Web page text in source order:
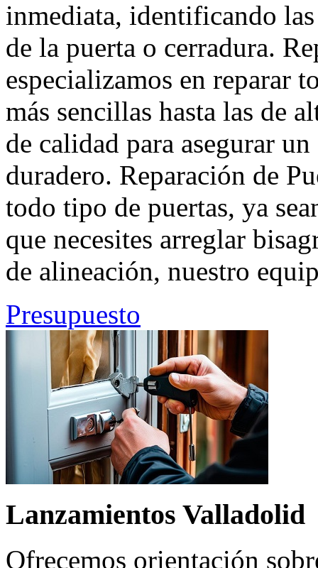
inmediata, identificando
de la puerta o cerradura.
especializamos en reparar
más sencillas hasta las de
de calidad para asegurar
duradero. Reparación de
todo tipo de puertas, ya
que necesites arreglar
de alineación, nuestro
Presupuesto
Lanzamientos Valladolid
Ofrecemos orientación